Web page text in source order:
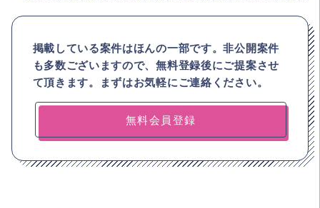
掲載している案件はほんの一部です。非公開案件
も多数ございますので、無料登録後にご提案させ
て頂きます。まずはお気軽にご連絡ください。
無料会員登録